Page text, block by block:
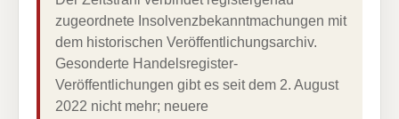
zugeordnete Insolvenzbekanntmachungen mit
dem historischen Veröffentlichungsarchiv.
Gesonderte Handelsregister-
Veröffentlichungen gibt es seit dem 2. August
2022 nicht mehr; neuere